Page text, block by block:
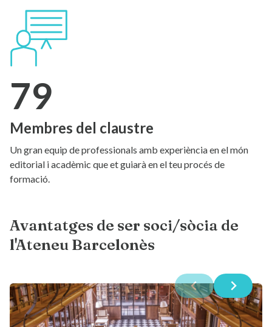
79
Membres del claustre
Un gran equip de professionals amb experiència en el món
editorial i acadèmic que et guiarà en el teu procés de
formació.
Avantatges de ser soci/sòcia de
l'Ateneu Barcelonès